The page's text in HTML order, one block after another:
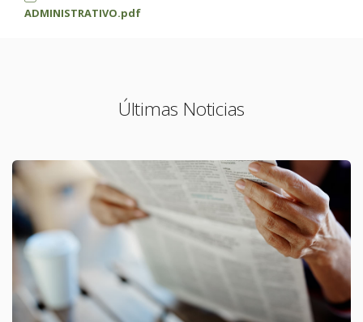
ADMINISTRATIVO.pdf
Últimas Noticias